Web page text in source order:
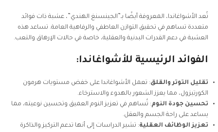
تُعد الأشواغاندا، المعروفة أيضًا بـ”الجينسنغ الهندي”، عشبة ذات فوائد
متعددة تساهم في تحقيق التوازن العاطفي والرفاهية العامة. تساعد هذه
العشبة في دعم القدرات البدنية والعقلية، خاصة في حالات الإرهاق والتعب.
الفوائد الرئيسية للأشواغاندا:
تقليل التوتر والقلق: تعمل الأشواغاندا على خفض مستويات هرمون
الكورتيزول، مما يعزز الشعور بالهدوء والاسترخاء.
تحسين جودة النوم: تُساهم في تعزيز النوم العميق وتحسين نوعيته، مما
يساعد على راحة الجسم والعقل.
تعزيز الوظائف العقلية: تشير الدراسات إلى أنها تدعم التركيز والذاكرة